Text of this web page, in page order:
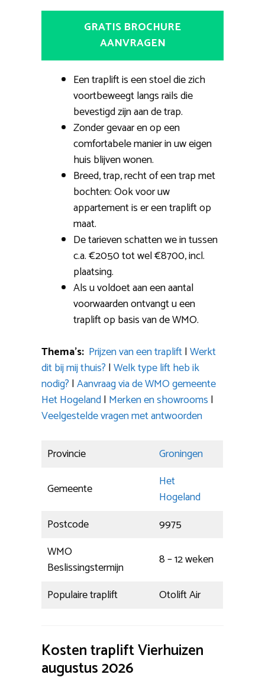
GRATIS BROCHURE
AANVRAGEN
Een traplift is een stoel die zich
voortbeweegt langs rails die
bevestigd zijn aan de trap.
Zonder gevaar en op een
comfortabele manier in uw eigen
huis blijven wonen.
Breed, trap, recht of een trap met
bochten: Ook voor uw
appartement is er een traplift op
maat.
De tarieven schatten we in tussen
c.a. €2050 tot wel €8700, incl.
plaatsing.
Als u voldoet aan een aantal
voorwaarden ontvangt u een
traplift op basis van de WMO.
Thema’s: Prijzen van een traplift|Werkt
dit bij mij thuis? |Welk type lift heb ik
nodig? |Aanvraag via de WMO gemeente
Het Hogeland| Merken en showrooms |
Veelgestelde vragen met antwoorden
Provincie
Groningen
Gemeente
Het
Hogeland
Postcode
9975
WMO
Beslissingstermijn
8 – 12 weken
Populaire traplift
Otolift Air
Kosten traplift Vierhuizen
augustus 2026